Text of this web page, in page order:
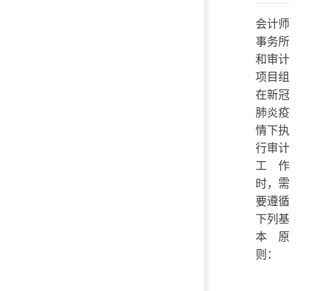
会计师
事务所
和审计
项目组
在新冠
肺炎疫
情下执
行审计
工作
时，需
要遵循
下列基
本原
则：